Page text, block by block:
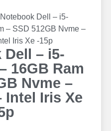
Dell – i5-
– SSD 512GB Nvme –
Iris Xe -15p
Dell – i5-
16GB Ram
Nvme –
Intel Iris Xe